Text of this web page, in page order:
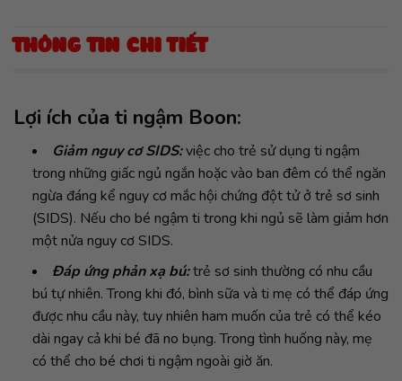
THÔNG TIN CHI TIẾT
Lợi ích của ti ngậm Boon:
Giảm nguy cơ SIDS:việc cho trẻ sử dụng ti ngậm
trong những giấc ngủ ngắn hoặc vào ban đêm có thể ngăn
ngừa đáng kể nguy cơ mắc hội chứng đột tử ở trẻ sơ sinh
(SIDS). Nếu cho bé ngậm ti trong khi ngủ sẽ làm giảm hơn
một nửa nguy cơ SIDS.
Đáp ứng phản xạ bú:trẻ sơ sinh thường có nhu cầu
bú tự nhiên. Trong khi đó, bình sữa và ti mẹ có thể đáp ứng
được nhu cầu này, tuy nhiên ham muốn của trẻ có thể kéo
dài ngay cả khi bé đã no bụng. Trong tình huống này, mẹ
có thể cho bé chơi ti ngậm ngoài giờ ăn.